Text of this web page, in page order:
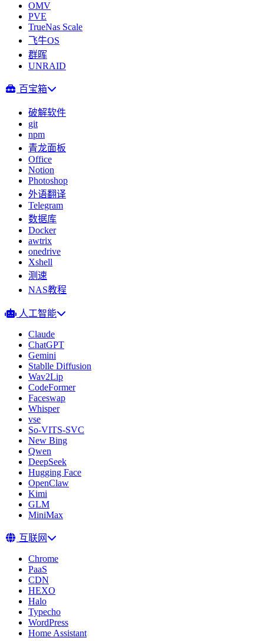
OMV
PVE
TrueNas Scale
飞牛OS
群晖
UNRAID
百宝箱
破解软件
git
npm
青龙面板
Office
Notion
Photoshop
外语翻译
Telegram
数据库
Docker
awtrix
onedrive
Xshell
测速
NAS教程
人工智能
Claude
ChatGPT
Gemini
Stablle Diffusion
Wav2Lip
CodeFormer
Faceswap
Whisper
vse
So-VITS-SVC
New Bing
Qwen
DeepSeek
Hugging Face
OpenClaw
Kimi
GLM
MiniMax
互联网
Chrome
PaaS
CDN
HEXO
Halo
Typecho
WordPress
Home Assistant